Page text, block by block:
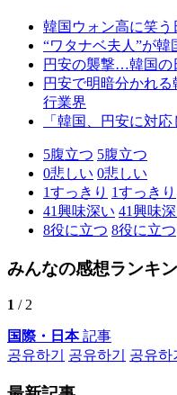
韓国ウォン高に笑う
“ワタナベ夫人”が韓
円安の襲撃…韓国の
円安で明暗分かれ
行業界
「韓国、円安に対
5腹立つ 5腹立つ
0悲しい 0悲しい
1すっきり 1すっきり
41興味深い 41興味
8役に立つ 8役に立つ
みんなの感想ランキ
1 / 2
国際・日本記事
공유하기
공유하기 공유하